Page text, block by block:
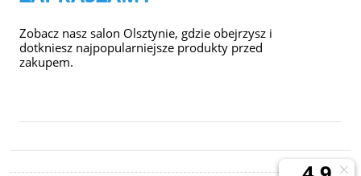
Zobacz nasz salon Olsztynie, gdzie obejrzysz i
dotkniesz najpopularniejsze produkty przed
zakupem.